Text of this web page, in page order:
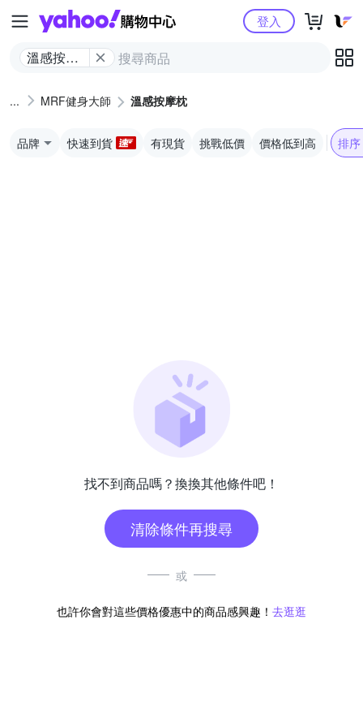
Yahoo購物中心
溫感按摩
登入
MRF健身大師 溫感按摩枕
品牌 快速到貨 有現貨 挑戰低價 價格低到高 排序
找不到商品嗎？換換其他條件吧！
清除條件再搜尋
或
也許你會對這些價格優惠中的商品感興趣！ 去逛逛